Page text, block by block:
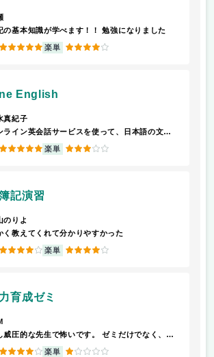
の基本知識が学べます！！ 勉強になりました
5 楽単 4
English
真紀子
オンライン英会話サービスを使って、日本語の文化や食べ物・風習などを英語で説明できるようにするというインプットだけではなくてアウトプットをする機会があります。テストやレポートに関してですが、テストではなくてプレゼンを行います。
5 楽単 3
記演習
のりよ
く教えてくれて分かりやすかった
4 楽単 4
育成ゼミ
少し威圧的な先生で怖いです。 ゼミだけでなく、英語の講義や集中講義でも顔を合わせるため毎回この先生の講義の時は憂鬱です。
4 楽単 1